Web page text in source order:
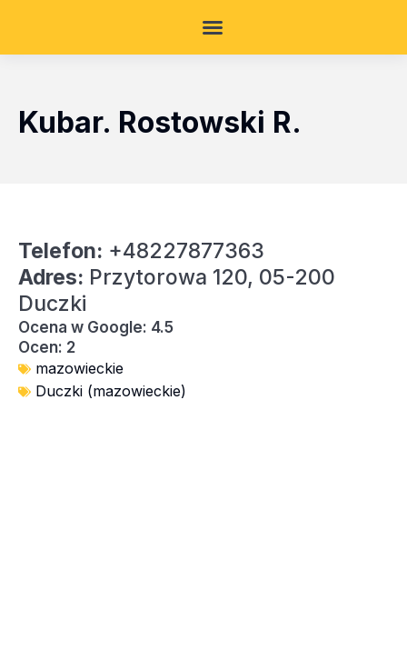
Kubar. Rostowski R.
Telefon: +48227877363
Adres: Przytorowa 120, 05-200
Duczki
Ocena w Google: 4.5
Ocen: 2
mazowieckie
Duczki (mazowieckie)